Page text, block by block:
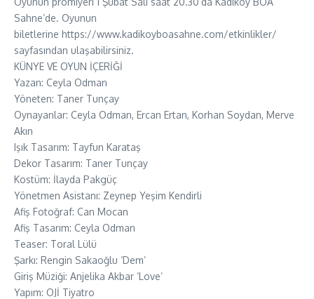
Sahne’de. Oyunun
biletlerine https://www.kadikoyboasahne.com/etkinlikler/
sayfasından ulaşabilirsiniz.
KÜNYE VE OYUN İÇERİĞİ
Yazan: Ceyla Odman
Yöneten: Taner Tunçay
Oynayanlar: Ceyla Odman, Ercan Ertan, Korhan Soydan, Merve
Akın
Işık Tasarım: Tayfun Karataş
Dekor Tasarım: Taner Tunçay
Kostüm: İlayda Pakgüç
Yönetmen Asistanı: Zeynep Yeşim Kendirli
Afiş Fotoğraf: Can Mocan
Afiş Tasarım: Ceyla Odman
Teaser: Toral Lülü
Şarkı: Rengin Sakaoğlu ‘Dem’
Giriş Müziği: Anjelika Akbar ‘Love’
Yapım: OJİ Tiyatro